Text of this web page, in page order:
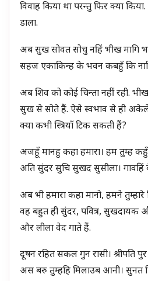
विवाह किया था परन्तु फिर क्या
डाला.
अब सुख सोवत सोचु नहिं भीख मागि
सहज एकाकिन्ह के भवन कबहुँ कि
अब शिव को कोई चिन्ता नहीं रही.
सुख से सोते हैं. ऐसे स्वभाव से ही
क्या कभी स्त्रियाँ टिक सकती हैं?
अजहूँ मानहु कहा हमारा। हम तुम्ह कहुँ
अति सुंदर सुचि सुखद सुसीला।
अब भी हमारा कहा मानो, हमने तुम्हारे
वह बहुत ही सुंदर, पवित्र,
और लीला वेद गाते हैं.
दूषन रहित सकल गुन रासी। श्रीपति
अस बरु तुम्हहि मिलाउब आनी। सुनत